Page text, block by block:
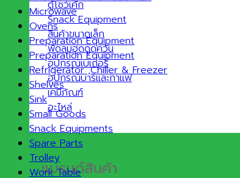
ตู้โชว์เค้ก
Snack Equipment
สินค้าขนาดเล็ก
พัดลมฮูดดูดควัน
อุปกรณ์เบเกอรี่
อุปกรณ์บาร์และกาแฟ
เคมีภัณฑ์
อะไหล่
แบรนด์สินค้า
Microwave
Ovens
Preparation Equipment
Preparation Equipment
Refrigerator ,Chiller & Freezer
Shelves
Sink
Small Goods
Snack Equipments
Spare Parts
Trolley
Work Table